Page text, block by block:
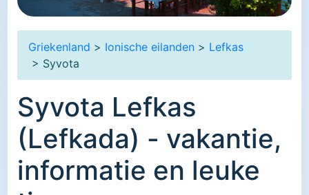
Griekenland > Ionische eilanden > Lefkas
> Syvota
Syvota Lefkas
(Lefkada) - vakantie,
informatie en leuke